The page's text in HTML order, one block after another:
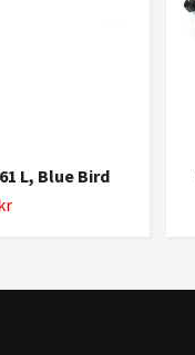
L, Blue Bird